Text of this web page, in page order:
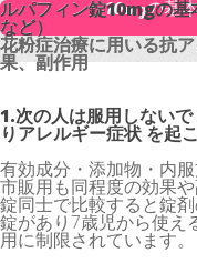
ルパフィン錠10mgの基
など）
花粉症治療に用いる抗
果、副作用
1.次の人は服用しない
りアレルギー症状 を起
有効成分・添加物・内
市販用も同程度の効果
錠同士で比較すると錠
錠があり7歳児から使え
用に制限されています。
ルパフィン錠10mgの基
など）
花粉症治療に用いる抗
果、副作用